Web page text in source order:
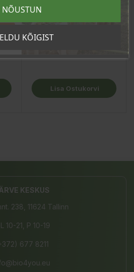
Sel", 125g
Lisa Ostukorvi
KESKUS
238, 11624 Tallinn
10-21, P 10-19
677 8211
KÕIGIST
NÕUSTUN